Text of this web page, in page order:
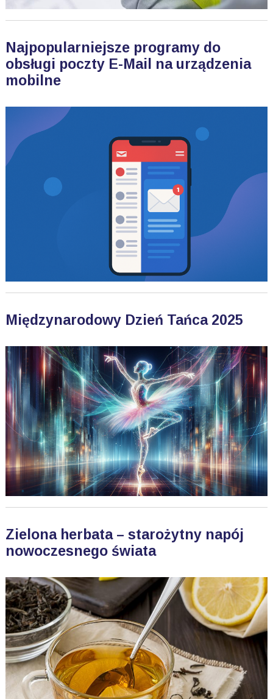
Najpopularniejsze programy do
obsługi poczty E-Mail na urządzenia
mobilne
Międzynarodowy Dzień Tańca 2025
Zielona herbata – starożytny napój
nowoczesnego świata